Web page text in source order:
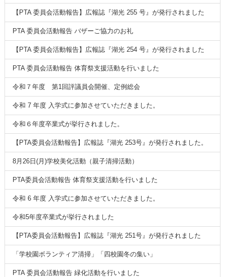
【PTA 委員会活動報告】広報誌『湖光 255 号』が発行されました
PTA 委員会活動報告 バザーご協力のお礼
【PTA 委員会活動報告】広報誌『湖光 254 号』が発行されました
PTA 委員会活動報告 体育祭支援活動を行いました
令和７年度 第1回評議員会開催、定例総会
令和 7 年度 入学式に参加させていただきました。
令和６年度卒業式が挙行されました。
【PTA委員会活動報告】広報誌『湖光 253号』が発行されました。
8月26日(月)学校美化活動（親子清掃活動）
PTA委員会活動報告 体育祭支援活動を行いました
令和 6 年度 入学式に参加させていただきました。
令和5年度卒業式が挙行されました
【PTA委員会活動報告】広報誌『湖光 251号』が発行されました
「学校園ボランティア清掃」「四校園冬の集い」
PTA 委員会活動報告 緑化活動を行いました